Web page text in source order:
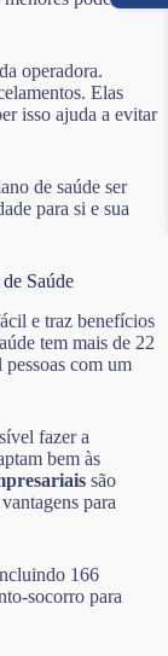
operadora.
Elas
isso ajuda a evitar
de saúde ser
para si e sua
Saúde
e traz benefícios
tem mais de 22
com um
fazer a
bem às
são
para
166
socorro para